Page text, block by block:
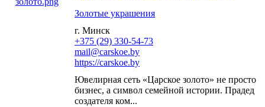
Золотые украшения
г. Минск
+375 (29) 330-54-73
mail@carskoe.by
https://carskoe.by
Ювелирная сеть «Царское золото» не просто
бизнес, а символ семейной истории. Прадед
создателя ком...